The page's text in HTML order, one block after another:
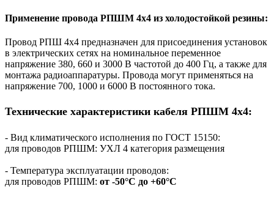
Применение провода РПШМ 4х4 из холодостойкой резины:
Провод РПШ 4х4 предназначен для присоединения установок
в электрических сетях на номинальное переменное
напряжение 380, 660 и 3000 В частотой до 400 Гц, а также для
монтажа радиоаппаратуры. Провода могут применяться на
напряжение 700, 1000 и 6000 В постоянного тока.
Технические характеристики кабеля РПШМ 4х4:
- Вид климатического исполнения по ГОСТ 15150:
для проводов РПШМ: УХЛ 4 категория размещения
- Температура эксплуатации проводов:
для проводов РПШМ: от -50°С до +60°С